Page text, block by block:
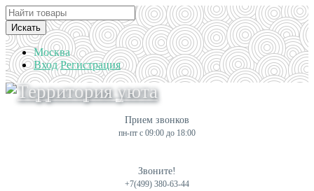
Искать
Москва
Вход Регистрация
Прием звонков
пн-пт с 09:00 до 18:00
Звоните!
+7(499) 380-63-44